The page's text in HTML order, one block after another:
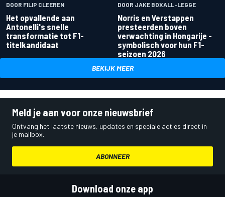
DOOR FILIP CLEEREN
Het opvallende aan
Antonelli's snelle
transformatie tot F1-
titelkandidaat
DOOR JAKE BOXALL-LEGGE
Norris en Verstappen
presteerden boven
verwachting in Hongarije -
symbolisch voor hun F1-
seizoen 2026
BEKIJK MEER
Meld je aan voor onze nieuwsbrief
Ontvang het laatste nieuws, updates en speciale acties direct in
je mailbox.
ABONNEER
Download onze app